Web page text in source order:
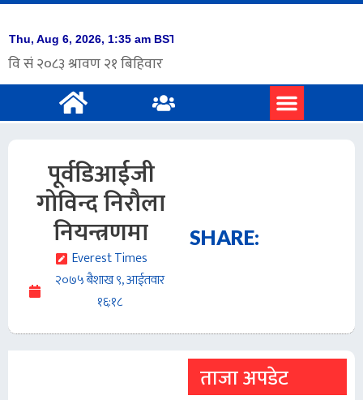
पूर्वडिआईजी
गोविन्द निरौला
नियन्त्रणमा
Everest Times
२०७५ बैशाख ९, आईतवार
१६:१८
SHARE:
ताजा अपडेट